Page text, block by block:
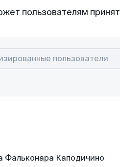
пользователям